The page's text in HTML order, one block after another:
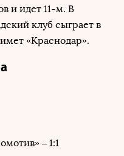
и идет 11-м. В
клуб сыграет в
«Краснодар».
– 1:1